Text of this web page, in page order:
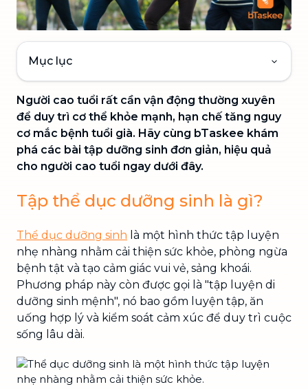
Mục lục
Người cao tuổi rất cần vận động thường xuyên
để duy trì cơ thể khỏe mạnh, hạn chế tăng nguy
cơ mắc bệnh tuổi già. Hãy cùng bTaskee khám
phá các bài tập dưỡng sinh đơn giản, hiệu quả
cho người cao tuổi ngay dưới đây.
Tập thể dục dưỡng sinh là gì?
Thể dục dưỡng sinh là một hình thức tập luyện
nhẹ nhàng nhằm cải thiện sức khỏe, phòng ngừa
bệnh tật và tạo cảm giác vui vẻ, sảng khoái.
Phương pháp này còn được gọi là "tập luyện di
dưỡng sinh mệnh", nó bao gồm luyện tập, ăn
uống hợp lý và kiểm soát cảm xúc để duy trì cuộc
sống lâu dài.